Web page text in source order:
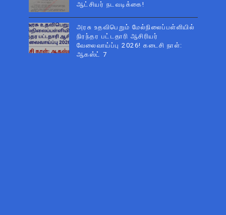
ஆட்சியர் நடவடிக்கை!
அரசு உதவிபெறும் மேல்நிலைப்பள்ளியில்
நிரந்தர பட்டதாரி ஆசிரியர்
வேலைவாய்ப்பு 2026! கடைசி நாள்:
ஆகஸ்ட் 7